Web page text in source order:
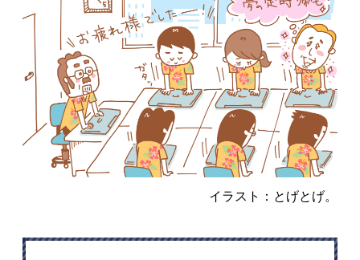
イラスト：とげとげ。